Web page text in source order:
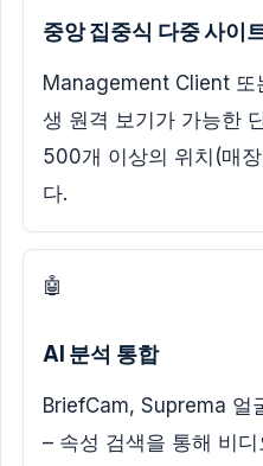
중앙 집중식 다중 사이
Management Client 또
생 원격 보기가 가능한
500개 이상의 위치(매
다.
🤖
AI 분석 통합
BriefCam, Suprema 얼
– 속성 검색을 통해 비